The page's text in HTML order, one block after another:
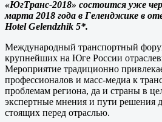
«ЮгТранс-2018» состоится уже
марта 2018 года в Геленджике в
Hotel Gelendzhik 5*.
Международный транспортный
крупнейших на Юге России
Мероприятие традиционно
профессионалов и масс-медиа к
проблемам региона, да и страны в
экспертные мнения и пути решения
стоящих перед отраслью.